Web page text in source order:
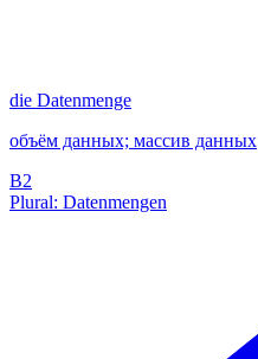
die Datenmenge
объём данных; массив данных
B2
Plural: Datenmengen